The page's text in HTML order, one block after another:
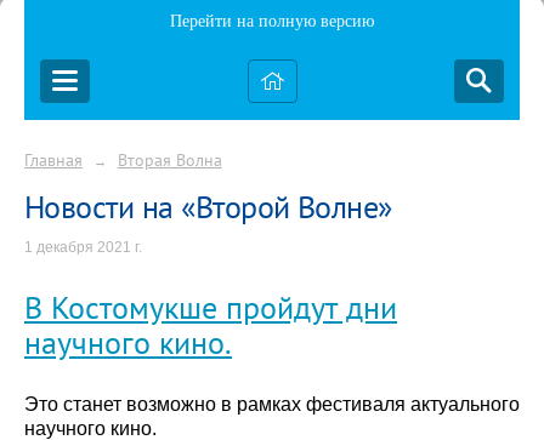
Перейти на полную версию
Главная → Вторая Волна
Новости на «Второй Волне»
1 декабря 2021 г.
В Костомукше пройдут дни
научного кино.
Это станет возможно в рамках фестиваля актуального
научного кино.